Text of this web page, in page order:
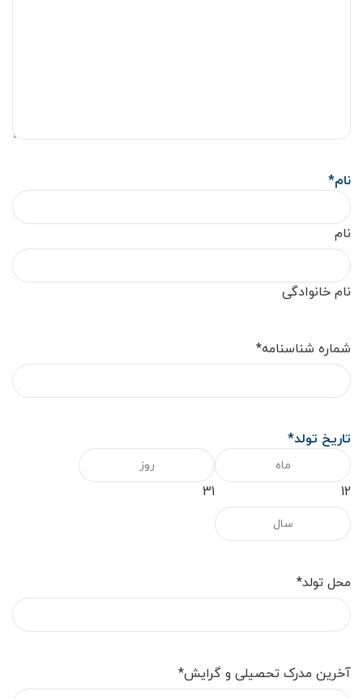
نام*
نام
نام خانوادگی
شماره شناسنامه*
تاریخ تولد*
12
31
محل تولد*
آخرین مدرک تحصیلی و گرایش*